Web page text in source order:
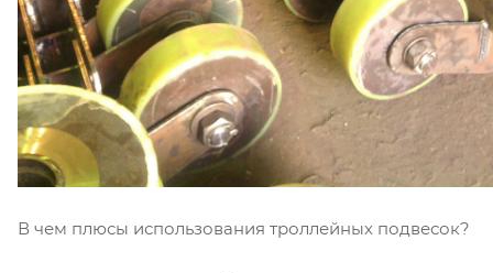
В чем плюсы использования троллейных подвесок?